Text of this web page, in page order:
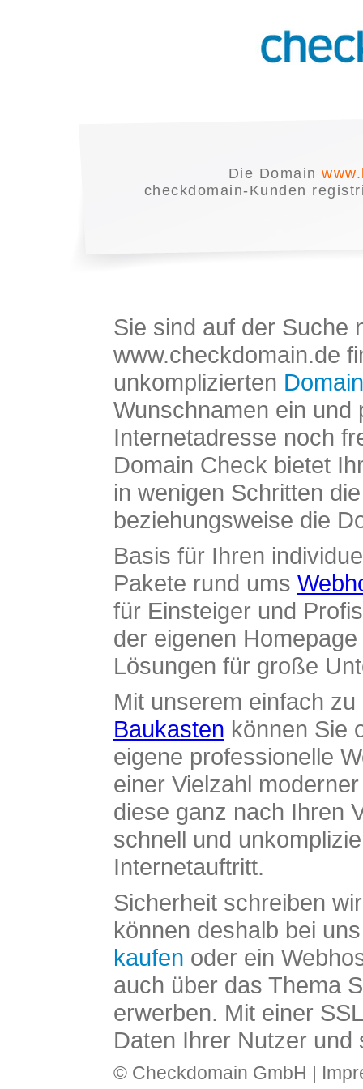
Die Domain
checkdomain-Kunden
Sie sind auf der Suche
www.checkdomain.de
unkomplizierten
Wunschnamen ein und
Internetadresse noch
Domain Check bietet
in wenigen Schritten
beziehungsweise die
Basis für Ihren
Pakete rund ums
für Einsteiger und
der eigenen
Lösungen für große
Mit unserem einfach
Baukasten können Sie
eigene professionelle
einer Vielzahl
diese ganz nach Ihren
schnell und
Internetauftritt.
Sicherheit schreiben
können deshalb bei
kaufen oder ein
auch über das Thema
erwerben. Mit einer
Daten Ihrer Nutzer und
© Checkdomain GmbH |